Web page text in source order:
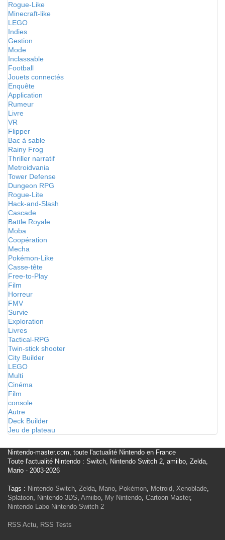
Rogue-Like
Minecraft-like
LEGO
Indies
Gestion
Mode
Inclassable
Football
Jouets connectés
Enquête
Application
Rumeur
Livre
VR
Flipper
Bac à sable
Rainy Frog
Thriller narratif
Metroidvania
Tower Defense
Dungeon RPG
Rogue-Lite
Hack-and-Slash
Cascade
Battle Royale
Moba
Coopération
Mecha
Pokémon-Like
Casse-tête
Free-to-Play
Film
Horreur
FMV
Survie
Exploration
Livres
Tactical-RPG
Twin-stick shooter
City Builder
LEGO
Multi
Cinéma
Film
console
Autre
Deck Builder
Jeu de plateau
Nintendo-master.com, toute l'actualité Nintendo en France
Toute l'actualité Nintendo : Switch, Nintendo Switch 2, amiibo, Zelda,
Mario - 2003-2026
Tags : Nintendo Switch, Zelda, Mario, Pokémon, Metroid, Xenoblade,
Splatoon, Nintendo 3DS, Amiibo, My Nintendo, Cartoon Master,
Nintendo Labo Nintendo Switch 2
RSS Actu, RSS Tests